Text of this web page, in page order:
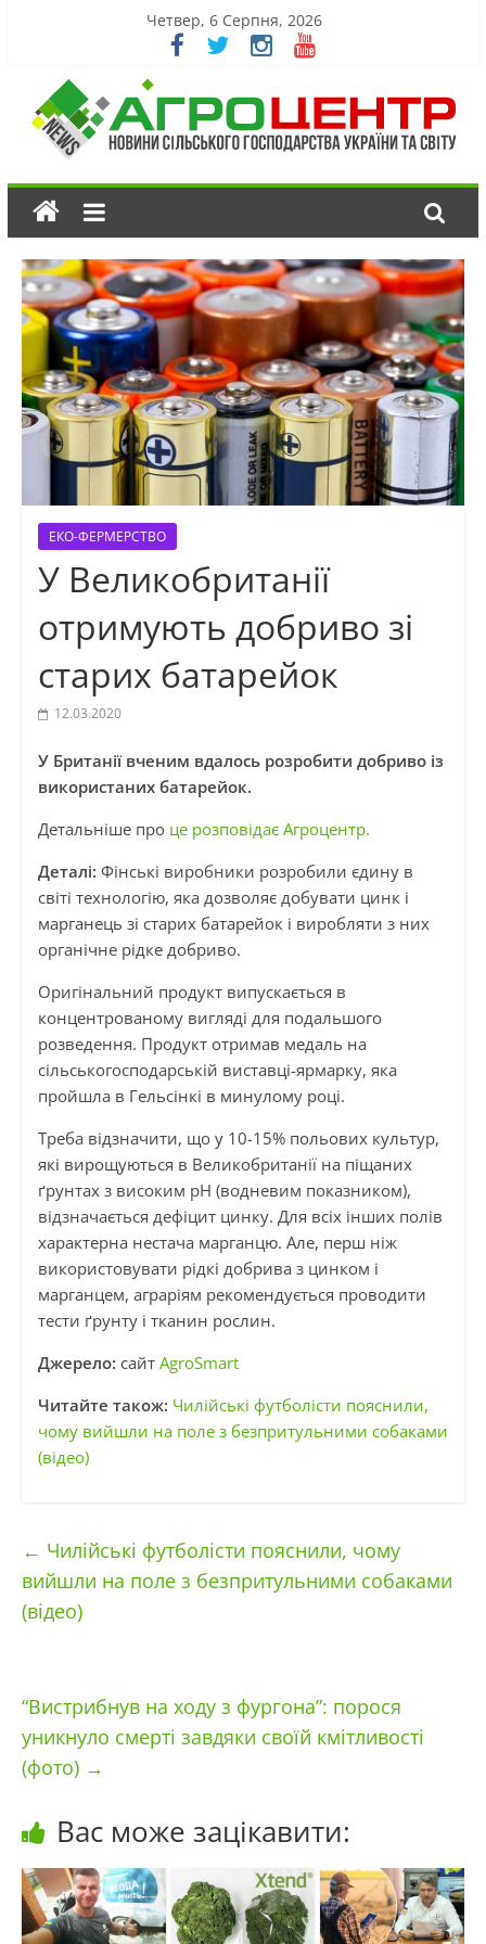
Четвер, 6 Серпня, 2026
ЕКО-ФЕРМЕРСТВО
У Великобританії
отримують добриво зі
старих батарейок
12.03.2020
У Британії вченим вдалось розробити добриво із
використаних батарейок.
Детальніше проце розповідає Агроцентр.
Деталі: Фінські виробники розробили єдину в
світі технологію, яка дозволяє добувати цинк і
марганець зі старих батарейок і виробляти з них
органічне рідке добриво.
Оригінальний продукт випускається в
концентрованому вигляді для подальшого
розведення. Продукт отримав медаль на
сільськогосподарській виставці-ярмарку, яка
пройшла в Гельсінкі в минулому році.
Треба відзначити, що у 10-15% польових культур,
які вирощуються в Великобританії на піщаних
ґрунтах з високим pH (водневим показником),
відзначається дефіцит цинку. Для всіх інших полів
характерна нестача марганцю. Але, перш ніж
використовувати рідкі добрива з цинком і
марганцем, аграріям рекомендується проводити
тести ґрунту і тканин рослин.
Джерело: сайт AgroSmart
Читайте також: Чилійські футболісти пояснили,
чому вийшли на поле з безпритульними собаками
(відео)
← Чилійські футболісти пояснили, чому
вийшли на поле з безпритульними собаками
(відео)
“Вистрибнув на ходу з фургона”: порося
уникнуло смерті завдяки своїй кмітливості
(фото) →
Вас може зацікавити: